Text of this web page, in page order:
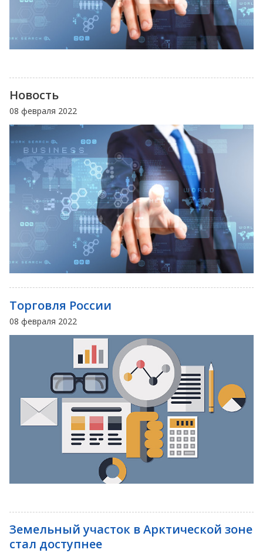
Новость
08 февраля 2022
Торговля России
08 февраля 2022
Земельный участок в Арктической зоне
стал доступнее